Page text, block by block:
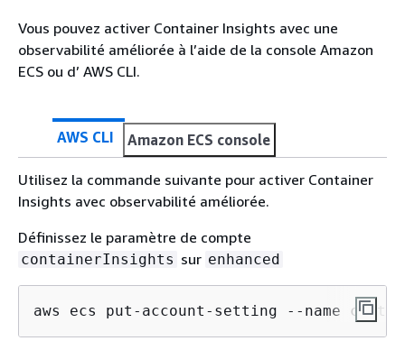
Vous pouvez activer Container Insights avec une
observabilité améliorée à l’aide de la console Amazon
ECS ou d’ AWS CLI.
AWS CLI Amazon ECS console
Utilisez la commande suivante pour activer Container
Insights avec observabilité améliorée.
Définissez le paramètre de compte
containerInsights sur enhanced
aws ecs put-account-setting --name